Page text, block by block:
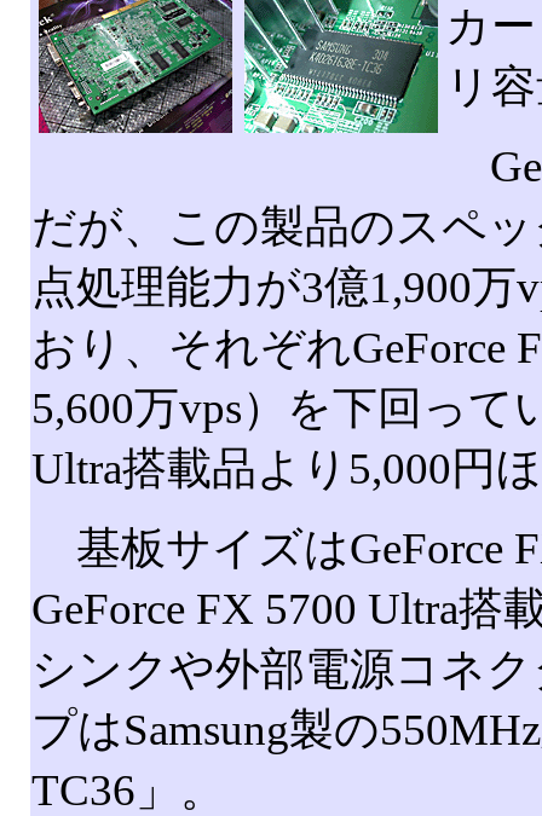
カ
リ
だが、この製品のスペ
点処理能力が3億1,900万
おり、それぞれGeForce
5,600万vps）を下回って
Ultra搭載品より5,000円
基板サイズはGeForce
GeForce FX 5700 Ultra
シンクや外部電源コネ
プはSamsung製の
TC36」。